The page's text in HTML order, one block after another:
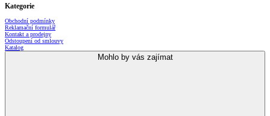
Kategorie
Obchodní podmínky
Reklamační formulář
Kontakt a prodejny
Odstoupení od smlouvy
Katalog
Mohlo by vás zajímat